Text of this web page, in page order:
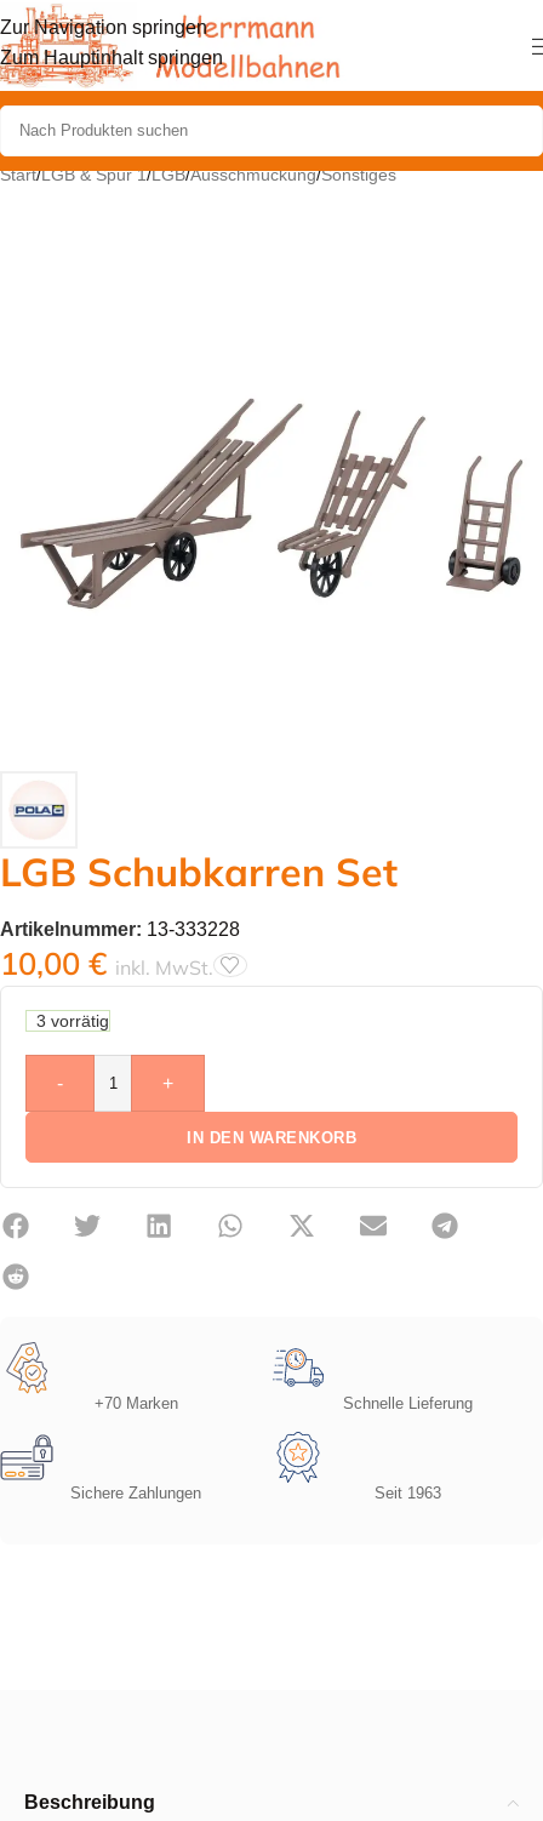
Zur Navigation springen
Zum Hauptinhalt springen
Start/LGB & Spur 1/LGB/Ausschmückung/Sonstiges
LGB Schubkarren Set
Artikelnummer: 13-333228
10,00 € inkl. MwSt.
3 vorrätig
- +
IN DEN WARENKORB
+70 Marken Schnelle Lieferung
Sichere Zahlungen Seit 1963
Beschreibung